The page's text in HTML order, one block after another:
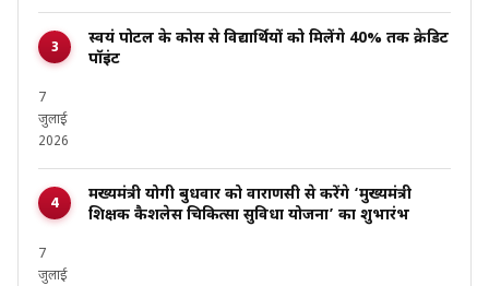
स्वयं पोर्टल के कोर्स से विद्यार्थियों को मिलेंगे 40% तक क्रेडिट
पॉइंट
7
जुलाई
2026
मख्यमंत्री योगी बुधवार को वाराणसी से करेंगे ‘मुख्यमंत्री
शिक्षक कैशलेस चिकित्सा सुविधा योजना’ का शुभारंभ
7
जुलाई